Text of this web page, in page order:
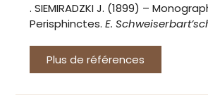
. SIEMIRADZKI J. (1899) –
Perisphinctes. E.
Plus de références